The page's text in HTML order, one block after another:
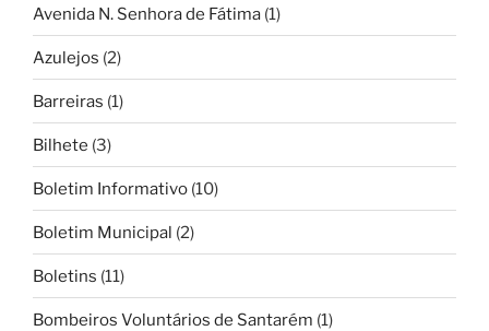
Avenida N. Senhora de Fátima (1)
Azulejos (2)
Barreiras (1)
Bilhete (3)
Boletim Informativo (10)
Boletim Municipal (2)
Boletins (11)
Bombeiros Voluntários de Santarém (1)